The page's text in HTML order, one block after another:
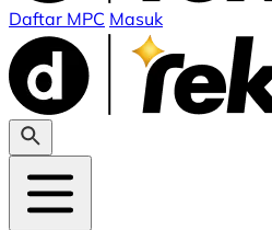
Daftar MPC Masuk